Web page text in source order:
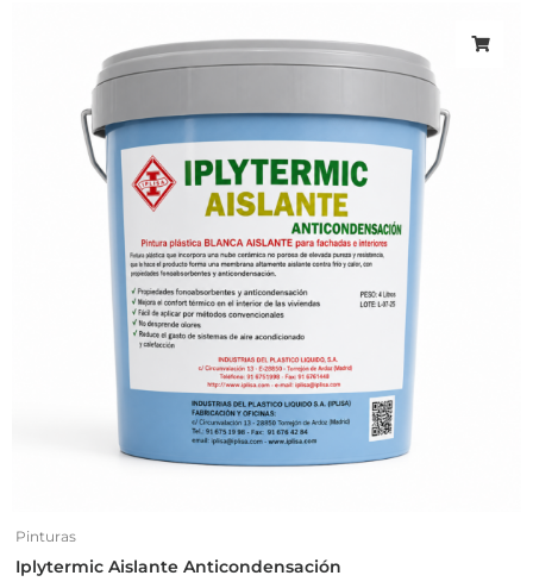
Pinturas
Iplytermic Aislante Anticondensación